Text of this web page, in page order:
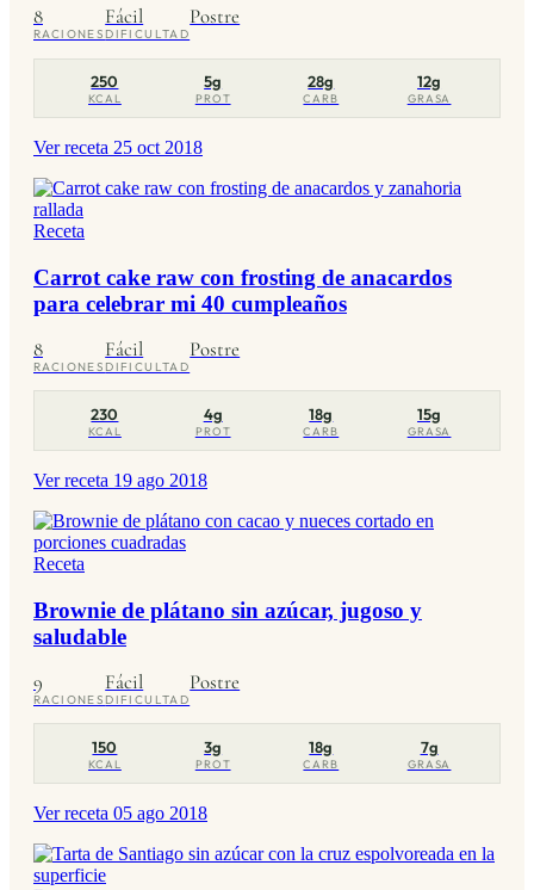
8
RACIONES
Fácil
DIFICULTAD
Postre
250
KCAL
5g
PROT
28g
CARB
12g
GRASA
Ver receta 25 oct 2018
Receta
Carrot cake raw con frosting de anacardos
para celebrar mi 40 cumpleaños
8
RACIONES
Fácil
DIFICULTAD
Postre
230
KCAL
4g
PROT
18g
CARB
15g
GRASA
Ver receta 19 ago 2018
Receta
Brownie de plátano sin azúcar, jugoso y
saludable
9
RACIONES
Fácil
DIFICULTAD
Postre
150
KCAL
3g
PROT
18g
CARB
7g
GRASA
Ver receta 05 ago 2018